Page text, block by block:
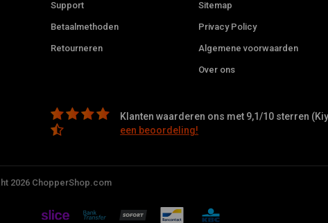
Support
Betaalmethoden
Retourneren
Sitemap
Privacy Policy
Algemene voorwaarden
Over ons
Klanten waarderen ons met 9,1/10 sterren
een beoordeling!
2026 ChopperShop.com